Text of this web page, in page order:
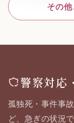
その
警察対応
孤独死・事件事
ど、急ぎの状況